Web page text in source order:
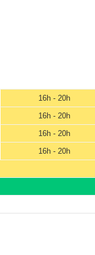
16h - 20h
16h - 20h
16h - 20h
16h - 20h